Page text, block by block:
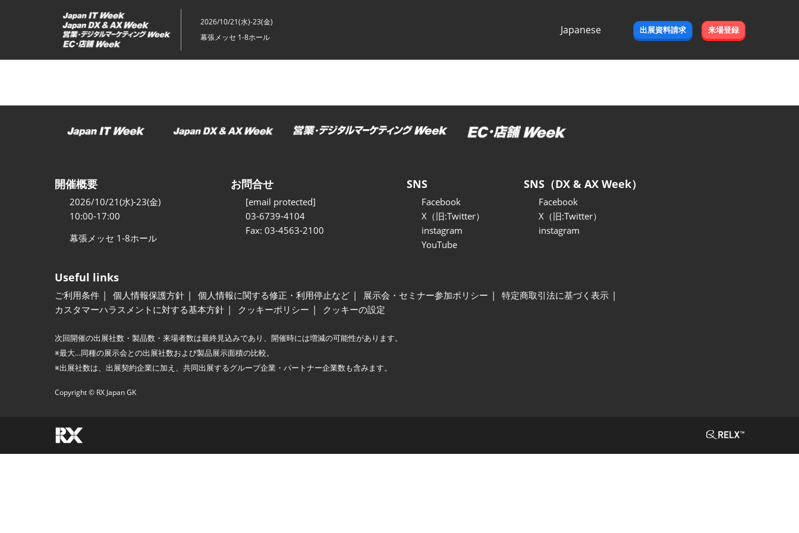
ッ
2026/10/21(水)-23(金)
幕張メッセ 1-8ホール
Japanese
出展資料請求 来場登録
開催概要
2026/10/21(水)-23(金)
10:00-17:00
幕張メッセ 1-8ホール
お問合せ
[email protected]
03-6739-4104
Fax: 03-4563-2100
SNS
Facebook
X（旧:Twitter）
instagram
YouTube
SNS（DX & AX Week）
Facebook
X（旧:Twitter）
instagram
Useful links
ご利用条件 個人情報保護方針 個人情報に関する修正・利用停止など 展示会・セミナー参加ポリシー
特定商取引法に基づく表示
カスタマーハラスメントに対する基本方針
クッキーポリシー クッキーの設定
次回開催の出展社数・製品数・来場者数は最終見込みであり、開催時には増減の可能性があります。
※最大…同種の展示会との出展社数および製品展示面積の比較。
※出展社数は、出展契約企業に加え、共同出展するグループ企業・パートナー企業数も含みます。
Copyright © RX Japan GK